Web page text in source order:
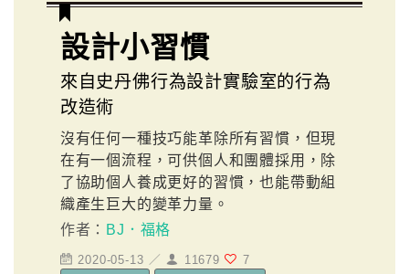
設計小習慣
來自史丹佛行為設計實驗室的行為
改造術
沒有任何一種技巧能革除所有習慣，但現
在有一個流程，可供個人和團體採用，除
了協助個人養成更好的習慣，也能帶動組
織產生巨大的變革力量。
作者： BJ．福格
2020-05-13 ／ 11679 7